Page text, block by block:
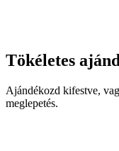
Tökéletes
Ajándékozd kifestve,
meglepetés.